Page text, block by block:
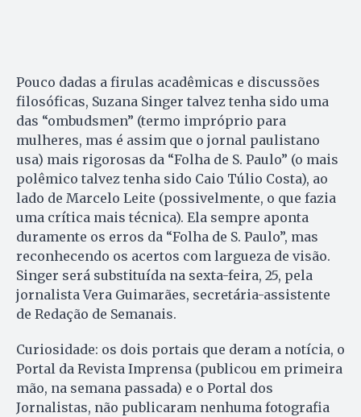
Pouco dadas a firulas acadêmicas e discussões
filosóficas, Suzana Singer talvez tenha sido uma
das “ombudsmen” (termo impróprio para
mulheres, mas é assim que o jornal paulistano
usa) mais rigorosas da “Folha de S. Paulo” (o mais
polêmico talvez tenha sido Caio Túlio Costa), ao
lado de Marcelo Leite (possivelmente, o que fazia
uma crítica mais técnica). Ela sempre aponta
duramente os erros da “Folha de S. Paulo”, mas
reconhecendo os acertos com largueza de visão.
Singer será substituída na sexta-feira, 25, pela
jornalista Vera Guimarães, secretária-assistente
de Redação de Semanais.
Curiosidade: os dois portais que deram a notícia, o
Portal da Revista Imprensa (publicou em primeira
mão, na semana passada) e o Portal dos
Jornalistas, não publicaram nenhuma fotografia